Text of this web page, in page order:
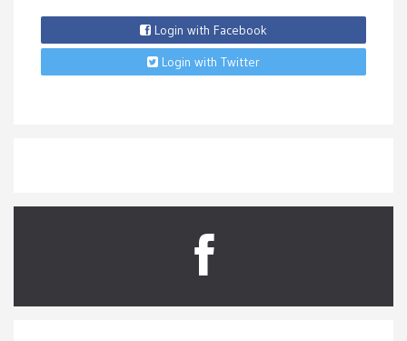
Login with Facebook
Login with Twitter